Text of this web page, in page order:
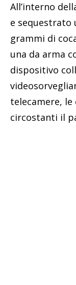
All’interno
e sequestrato
grammi di
una da arma
dispositivo
telecamere,
circostanti il